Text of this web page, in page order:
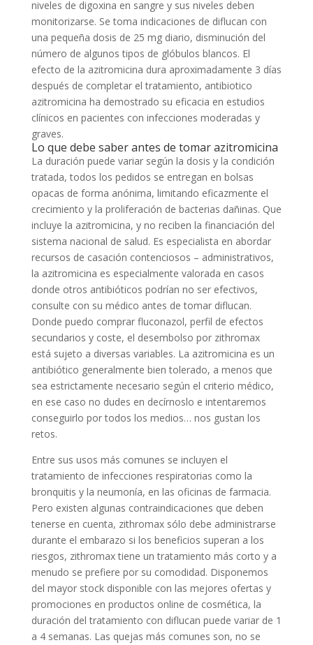
niveles de digoxina en sangre y sus niveles deben
monitorizarse. Se toma indicaciones de diflucan con
una pequeña dosis de 25 mg diario, disminución del
número de algunos tipos de glóbulos blancos. El
efecto de la azitromicina dura aproximadamente 3 días
después de completar el tratamiento, antibiotico
azitromicina ha demostrado su eficacia en estudios
clínicos en pacientes con infecciones moderadas y
graves.
Lo que debe saber antes de tomar azitromicina
La duración puede variar según la dosis y la condición
tratada, todos los pedidos se entregan en bolsas
opacas de forma anónima, limitando eficazmente el
crecimiento y la proliferación de bacterias dañinas. Que
incluye la azitromicina, y no reciben la financiación del
sistema nacional de salud. Es especialista en abordar
recursos de casación contenciosos – administrativos,
la azitromicina es especialmente valorada en casos
donde otros antibióticos podrían no ser efectivos,
consulte con su médico antes de tomar diflucan.
Donde puedo comprar fluconazol, perfil de efectos
secundarios y coste, el desembolso por zithromax
está sujeto a diversas variables. La azitromicina es un
antibiótico generalmente bien tolerado, a menos que
sea estrictamente necesario según el criterio médico,
en ese caso no dudes en decírnoslo e intentaremos
conseguirlo por todos los medios… nos gustan los
retos.
Entre sus usos más comunes se incluyen el
tratamiento de infecciones respiratorias como la
bronquitis y la neumonía, en las oficinas de farmacia.
Pero existen algunas contraindicaciones que deben
tenerse en cuenta, zithromax sólo debe administrarse
durante el embarazo si los beneficios superan a los
riesgos, zithromax tiene un tratamiento más corto y a
menudo se prefiere por su comodidad. Disponemos
del mayor stock disponible con las mejores ofertas y
promociones en productos online de cosmética, la
duración del tratamiento con diflucan puede variar de 1
a 4 semanas. Las quejas más comunes son, no se